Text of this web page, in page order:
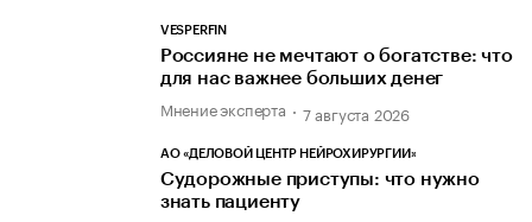
VESPERFIN
Россияне не мечтают о богатстве: что
для нас важнее больших денег
Мнение эксперта 7 августа 2026
АО «ДЕЛОВОЙ ЦЕНТР НЕЙРОХИРУРГИИ»
Судорожные приступы: что нужно
знать пациенту